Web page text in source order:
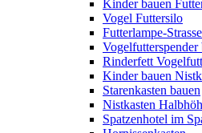
Kinder bauen
Vogel Futtersilo
Futterlampe-
Vogelfutterspender
Rinderfett
Kinder bauen
Starenkasten bauen
Nistkasten
Spatzenhotel im